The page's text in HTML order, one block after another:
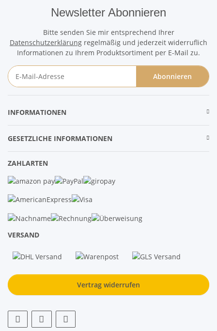
Newsletter Abonnieren
Bitte senden Sie mir entsprechend Ihrer
Datenschutzerklärung regelmäßig und jederzeit widerruflich
Informationen zu Ihrem Produktsortiment per E-Mail zu.
Abonnieren
INFORMATIONEN
GESETZLICHE INFORMATIONEN
ZAHLARTEN
VERSAND
Vertrag widerrufen